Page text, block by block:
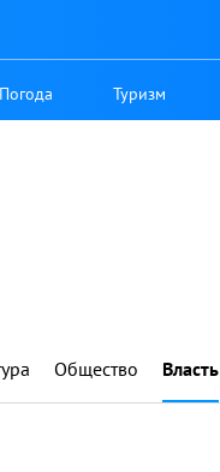
Погода Туризм
Общество Власть